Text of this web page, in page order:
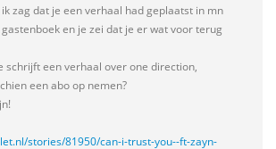
ik zag dat je een verhaal had geplaatst in mn
gastenboek en je zei dat je er wat voor terug
schrijft een verhaal over one direction,
een abo op nemen?
stories/81950/can-i-trust-you--ft-zayn-